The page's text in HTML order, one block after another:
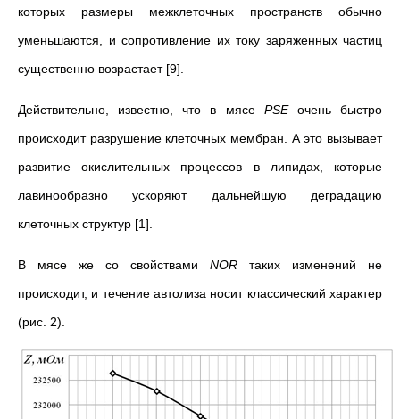
которых размеры межклеточных пространств обычно
уменьшаются, и сопротивление их току заряженных частиц
существенно возрастает [9].
Действительно, известно, что в мясе PSEочень быстро
происходит разрушение клеточных мембран. А это вызывает
развитие окислительных процессов в липидах, которые
лавинообразно ускоряют дальнейшую деградацию
клеточных структур [1].
В мясе же со свойствами NOR таких изменений не
происходит, и течение автолиза носит классический характер
(рис. 2).